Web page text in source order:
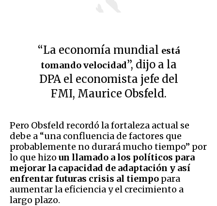
“La economía mundial está
tomando velocidad”, dijo a la
DPA el economista jefe del
FMI, Maurice Obsfeld.
Pero Obsfeld recordó la fortaleza actual se
debe a “una confluencia de factores que
probablemente no durará mucho tiempo” por
lo que hizo un llamado a los políticos para
mejorar la capacidad de adaptación y así
enfrentar futuras crisis al tiempo para
aumentar la eficiencia y el crecimiento a
largo plazo.